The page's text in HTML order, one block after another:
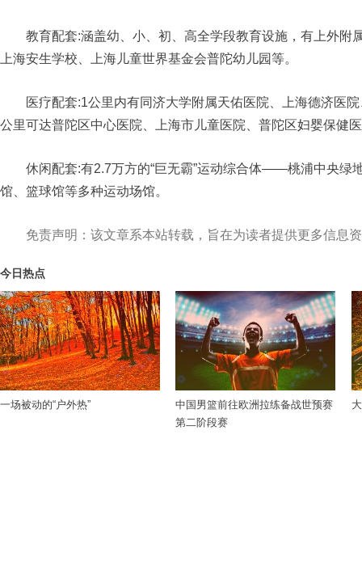
教育配套:涵盖幼、小、初、高全学段教育设施，有上外
上海安生学校、上海儿童世界基金会普陀幼儿园等。
医疗配套:1公里内有同济大学附属天佑医院、上海德济医
公里可达普陀区中心医院、上海市儿童医院、普陀区妇婴保健
休闲配套:有2.7万方的“巨无霸”运动综合体——桃浦中央绿
馆、篮球馆等多种运动场馆。
免责声明：该文章系本站转载，旨在为读者提供更多信息
今日热点
一场被动的“户外热”
中国男篮前往欧洲拉练备战世预赛
第二阶段赛